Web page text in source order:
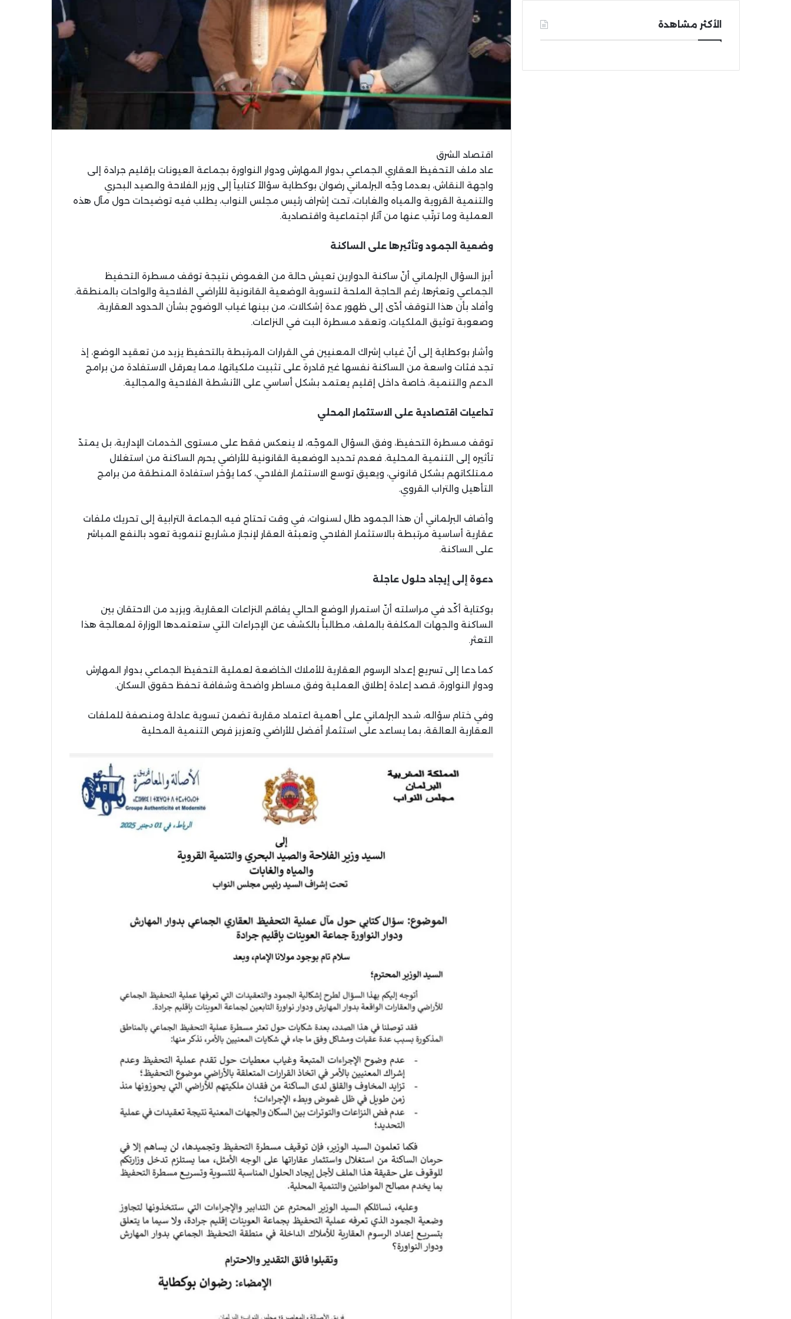
اقتصاد الشرق
عاد ملف التحفيظ العقاري الجماعي بدوار المهارش ودوار النواورة بجماعة العيونات بإقليم جرادة إلى
واجهة النقاش، بعدما وجّه البرلماني رضوان بوكطاية سؤالاً كتابياً إلى وزير الفلاحة والصيد البحري
والتنمية القروية والمياه والغابات، تحت إشراف رئيس مجلس النواب، يطلب فيه توضيحات حول مآل هذه
العملية وما ترتّب عنها من آثار اجتماعية واقتصادية.
وضعية الجمود وتأثيرها على الساكنة
أبرز السؤال البرلماني أنّ ساكنة الدوارين تعيش حالة من الغموض نتيجة توقف مسطرة التحفيظ
الجماعي وتعثرها، رغم الحاجة الملحة لتسوية الوضعية القانونية للأراضي الفلاحية والواحات بالمنطقة.
وأفاد بأن هذا التوقف أدّى إلى ظهور عدة إشكالات، من بينها غياب الوضوح بشأن الحدود العقارية،
وصعوبة توثيق الملكيات، وتعقد مسطرة البت في النزاعات.
وأشار بوكطاية إلى أنّ غياب إشراك المعنيين في القرارات المرتبطة بالتحفيظ يزيد من تعقيد الوضع، إذ
تجد فئات واسعة من الساكنة نفسها غير قادرة على تثبيت ملكياتها، مما يعرقل الاستفادة من برامج
الدعم والتنمية، خاصة داخل إقليم يعتمد بشكل أساسي على الأنشطة الفلاحية والمجالية.
تداعيات اقتصادية على الاستثمار المحلي
توقف مسطرة التحفيظ، وفق السؤال الموجّه، لا ينعكس فقط على مستوى الخدمات الإدارية، بل يمتدّ
تأثيره إلى التنمية المحلية. فعدم تحديد الوضعية القانونية للأراضي يحرم الساكنة من استغلال
ممتلكاتهم بشكل قانوني، ويعيق توسع الاستثمار الفلاحي، كما يؤخر استفادة المنطقة من برامج
التأهيل والتراب القروي.
وأضاف البرلماني أن هذا الجمود طال لسنوات، في وقت تحتاج فيه الجماعة الترابية إلى تحريك ملفات
عقارية أساسية مرتبطة بالاستثمار الفلاحي وتعبئة العقار لإنجاز مشاريع تنموية تعود بالنفع المباشر
على الساكنة.
دعوة إلى إيجاد حلول عاجلة
بوكتاية أكّد في مراسلته أنّ استمرار الوضع الحالي يفاقم النزاعات العقارية، ويزيد من الاحتقان بين
الساكنة والجهات المكلفة بالملف، مطالباً بالكشف عن الإجراءات التي ستعتمدها الوزارة لمعالجة هذا
التعثر.
كما دعا إلى تسريع إعداد الرسوم العقارية للأملاك الخاضعة لعملية التحفيظ الجماعي بدوار المهارش
ودوار النواورة، قصد إعادة إطلاق العملية وفق مساطر واضحة وشفافة تحفظ حقوق السكان.
وفي ختام سؤاله، شدد البرلماني على أهمية اعتماد مقاربة تضمن تسوية عادلة ومنصفة للملفات
العقارية العالقة، بما يساعد على استثمار أفضل للأراضي وتعزيز فرص التنمية المحلية
الأكثر مشاهدة